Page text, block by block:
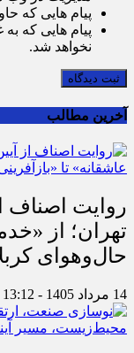
پیام هایی که
پیام هایی که
نخواهد شد.
ثبت دیدگاه
آخرین مطالب
روایت اصناف
تهران؛ از
حال‌وهوای
14 مرداد 1405 - 13:12